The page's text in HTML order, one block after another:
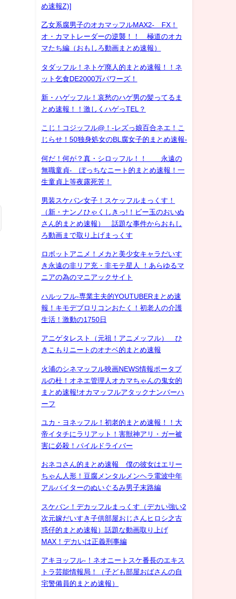
め速報Z)]
乙女系腐男子のオカマッフルMAX2- FX！
オ・カマトレーダーの逆襲！！ 極道のオカ
マたち編（おもしろ動画まとめ速報）
タダッフル！ネトゲ廃人的まとめ速報！！ネ
ット乞食DE2000万パワーズ！
新・ハゲッフル！哀愁のハゲ男の髪ってるま
とめ速報！！激しくハゲっTEL？
こじ！コジッフル@！-レズっ娘百合ネエ！こ
じらせ！50独身処女のBL腐女子的まとめ速報-
何だ！何が？真・シロッフル！！ 永遠の
無職童貞- ぼっちなニート的まとめ速報！一
生童貞上等夜露死苦！
男装スケバン女子！スケッフルまっくす！
（新・ナンノひゃくしきっ!！ビー玉のおいぬ
さん的まとめ速報） 話題な事件からおもし
ろ動画まで取り上げまっくす
ロボットアニメ！メカと美少女キャラだいす
き永遠の非リア充・非モテ星人 ！あらゆるマ
ニアの為のマニアックサイト
ハルッフル-専業主夫的YOUTUBERまとめ速
報！キモデブロリコンおたく！初老人の介護
生活！激動の1750日
アニゲタレスト（元祖！アニメッフル） ひ
きこもりニートのオナベ的まとめ速報
火浦のシネマッフル映画NEWS情報ポータブ
ルの杜！オネエ管理人オカマちゃんの鬼女的
まとめ速報!オカマッフルアタックナンバーハ
ーフ
ユカ・ヨネッフル！初老的まとめ速報！！大
帝イタチにラリアット！害獣神アリ・ガー被
害に必殺！パイルドライバー
おネコさん的まとめ速報 僕の彼女はエリー
ちゃん人形！豆腐メンタルメンヘラ電波中年
アルバイターのぬいぐるみ男子末路編
スケバン！デカッフルまっくす（デカい強い2
次元嫁だいすき子供部屋おじさんヒロシ之古
惑仔的まとめ速報）話題な動画取り上げ
MAX！デカいは正義刑事編
アキヨッフル-！ネオニートスケ番長のエキス
トラ芸能情報局！（子ども部屋おばさんの自
宅警備員的まとめ速報）